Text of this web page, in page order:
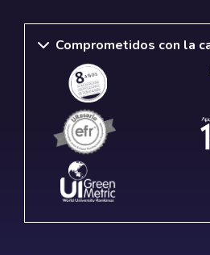
Comprometidos con la